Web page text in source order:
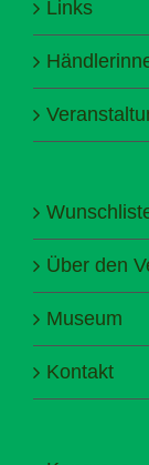
Links
Über den
Museum
Kontakt